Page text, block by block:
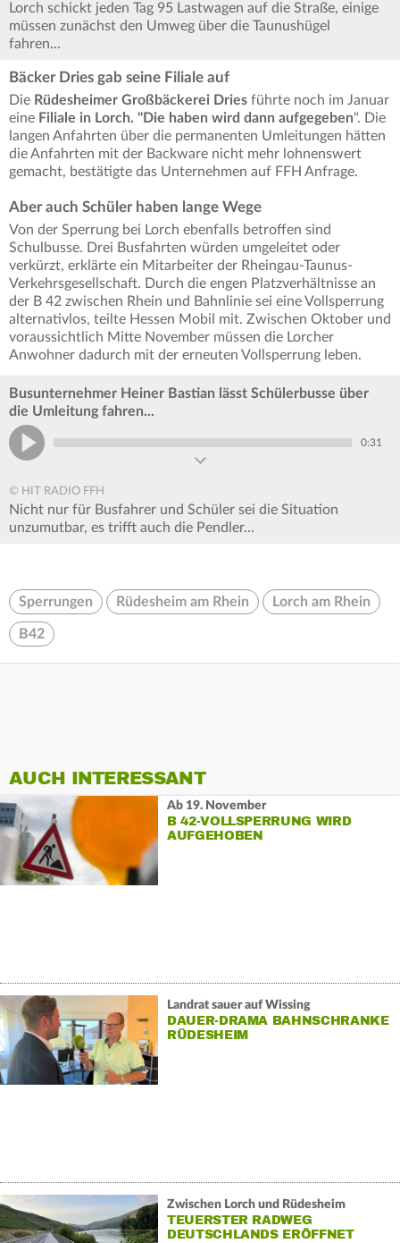
Lorch schickt jeden Tag 95 Lastwagen auf die Straße, einige
müssen zunächst den Umweg über die Taunushügel
fahren...
Bäcker Dries gab seine Filiale auf
Die Rüdesheimer Großbäckerei Dries führte noch im Januar
eine Filiale in Lorch. "Die haben wird dann aufgegeben". Die
langen Anfahrten über die permanenten Umleitungen hätten
die Anfahrten mit der Backware nicht mehr lohnenswert
gemacht, bestätigte das Unternehmen auf FFH Anfrage.
Aber auch Schüler haben lange Wege
Von der Sperrung bei Lorch ebenfalls betroffen sind
Schulbusse. Drei Busfahrten würden umgeleitet oder
verkürzt, erklärte ein Mitarbeiter der Rheingau-Taunus-
Verkehrsgesellschaft. Durch die engen Platzverhältnisse an
der B 42 zwischen Rhein und Bahnlinie sei eine Vollsperrung
alternativlos, teilte Hessen Mobil mit. Zwischen Oktober und
voraussichtlich Mitte November müssen die Lorcher
Anwohner dadurch mit der erneuten Vollsperrung leben.
Busunternehmer Heiner Bastian lässt Schülerbusse über
die Umleitung fahren...
0:31
© HIT RADIO FFH
Nicht nur für Busfahrer und Schüler sei die Situation
unzumutbar, es trifft auch die Pendler...
Sperrungen Rüdesheim am Rhein Lorch am Rhein
B42
AUCH INTERESSANT
Ab 19. November
B 42-VOLLSPERRUNG WIRD
AUFGEHOBEN
Landrat sauer auf Wissing
DAUER-DRAMA BAHNSCHRANKE
RÜDESHEIM
Zwischen Lorch und Rüdesheim
TEUERSTER RADWEG
DEUTSCHLANDS ERÖFFNET